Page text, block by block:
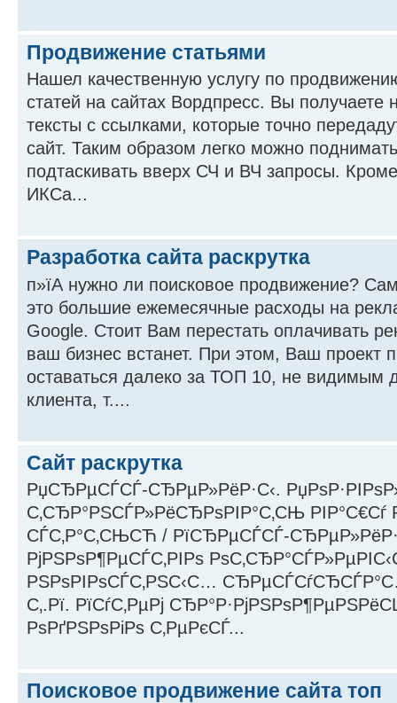
Продвижение статьями
Нашел качественную услугу по
статей на сайтах Вордпресс. Вы получаете
тексты с ссылками, которые точно
сайт. Таким образом легко можно
подтаскивать вверх СЧ и ВЧ запросы.
ИКСа...
Разработка сайта раскрутка
п»їА нужно ли поисковое продвижение?
это большие ежемесячные расходы на
Google. Стоит Вам перестать оплачивать
ваш бизнес встанет. При этом, Ваш проект
оставаться далеко за ТОП 10, не видимым
клиента, т....
Сайт раскрутка
РџСЂРµСЃСЃ-СЂРµР»РёР·С‹.
С‚СЂР°РЅСЃР»РёСЂРѕРІР°С‚СЊ РІР°С€Сѓ
СЃС‚Р°С‚СЊСЋ / РїСЂРµСЃСЃ-
РјРЅРѕР¶РµСЃС‚РІРѕ
РЅРѕРІРѕСЃС‚РЅС‹С…
С‚.Рї. РїСѓС‚РµРј
РѕРґРЅРѕРіРѕ С‚РµРєСЃ...
Поисковое продвижение сайта топ